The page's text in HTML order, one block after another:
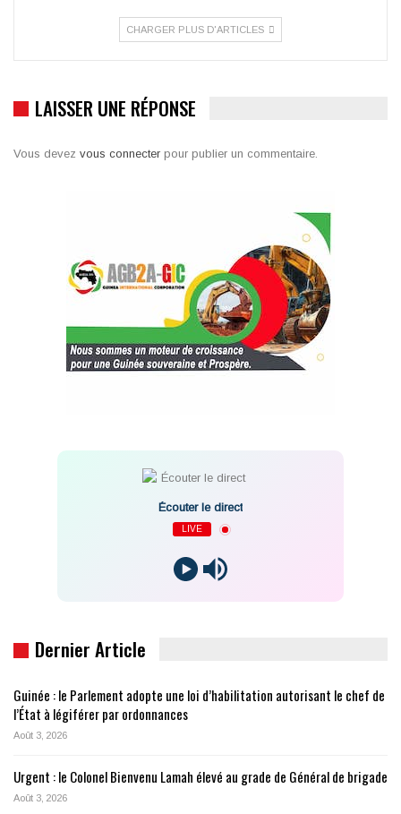
CHARGER PLUS D'ARTICLES
LAISSER UNE RÉPONSE
Vous devez vous connecter pour publier un commentaire.
Écouter le direct
LIVE
Dernier Article
Guinée : le Parlement adopte une loi d’habilitation autorisant le chef de
l’État à légiférer par ordonnances
Août 3, 2026
Urgent : le Colonel Bienvenu Lamah élevé au grade de Général de brigade
Août 3, 2026